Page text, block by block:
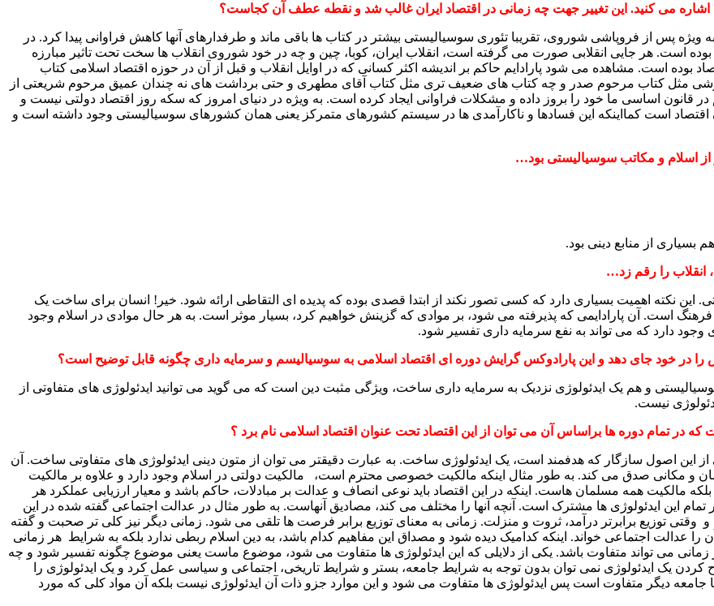
اشاره می کنید. این تغییر جهت چه زمانی در اقتصاد ایران غالب شد و نقطه عطف آن کجاست؟
پس از فروپاشی شوروی، تقریبا تئوری سوسیالیستی بیشتر در کتاب ها باقی ماند و طرفدارهای آنها کاهش فراوانی پیدا کرد. در
بوده است. هر جایی انقلابی صورت می گرفته است، انقلاب ایران، کوبا، چین و چه در خود شوروی انقلاب ها سخت تحت تاثیر مبارزه
بوده است. مشاهده می شود پارادایم حاکم بر اندیشه اکثر کسانی که در اوایل انقلاب و قبل از آن در حوزه اقتصاد اسلامی کتاب
مثل کتاب مرحوم صدر و چه کتاب های ضعیف تری مثل کتاب آقای مطهری و حتی برداشت های نه چندان عمیق مرحوم شریعتی از
در قانون اساسی ما خود را بروز داده و مشکلات فراوانی ایجاد کرده است. به ویژه در دنیای امروز که سکه روز اقتصاد دولتی نیست و
است کمااینکه این فسادها و ناکارآمدی ها در سیستم کشورهای متمرکز یعنی همان کشورهای سوسیالیستی وجود داشته است و
اسلام و مکاتب سوسیالیستی بود…
از منابع دینی بود.
انقلاب را رقم زد…
این نکته اهمیت بسیاری دارد که کسی تصور نکند از ابتدا قصدی بوده که پدیده ای التقاطی ارائه شود. خیر! انسان برای ساخت یک
است. آن پارادایمی که پذیرفته می شود، بر موادی که گزینش خواهیم کرد، بسیار موثر است. به هر حال موادی در اسلام وجود
دارد که می تواند به نفع سرمایه داری تفسیر شود.
را در خود جای دهد و این پارادوکس گرایش دوره ای اقتصاد اسلامی به سوسیالیسم و سرمایه داری چگونه قابل توضیح است؟
و هم یک ایدئولوژی نزدیک به سرمایه داری ساخت، ویژگی مثبت دین است که می گوید می توانید ایدئولوژی های متفاوتی از
نیست.
در تمام دوره ها براساس آن می توان از این اقتصاد تحت عنوان اقتصاد اسلامی نام برد ؟
اصول سازگار که هدفمند است، یک ایدئولوژی ساخت. به عبارت دقیقتر می توان از متون دینی ایدئولوژی های متفاوتی ساخت. آن
و مکانی صدق می کند. به طور مثال اینکه مالکیت خصوصی محترم است، مالکیت دولتی در اسلام وجود دارد و علاوه بر مالکیت
مالکیت همه مسلمان هاست. اینکه در این اقتصاد باید نوعی انصاف و عدالت بر مبادلات، حاکم باشد و معیار ارزیابی عملکرد هر
تمام این ایدئولوژی ها مشترک است. آنچه آنها را مختلف می کند، مصادیق آنهاست. به طور مثال در عدالت اجتماعی گفته شده در این
وقتی توزیع برابرتر درآمد، ثروت و منزلت. زمانی به معنای توزیع برابر فرصت ها تلقی می شود. زمانی دیگر نیز کلی تر صحبت و گفته
را عدالت اجتماعی خواند. اینکه کدامیک دیده شود و مصداق این مفاهیم کدام باشد، به دین اسلام ربطی ندارد بلکه به شرایط هر زمانی
می تواند متفاوت باشد. یکی از دلایلی که این ایدئولوژی ها متفاوت می شود، موضوع ماست یعنی موضوع چگونه تفسیر شود و چه
یک ایدئولوژی نمی توان بدون توجه به شرایط جامعه، بستر و شرایط تاریخی، اجتماعی و سیاسی عمل کرد و یک ایدئولوژی را
دیگر متفاوت است پس ایدئولوژی ها متفاوت می شود و این موارد جزو ذات آن ایدئولوژی نیست بلکه آن مواد کلی که مورد